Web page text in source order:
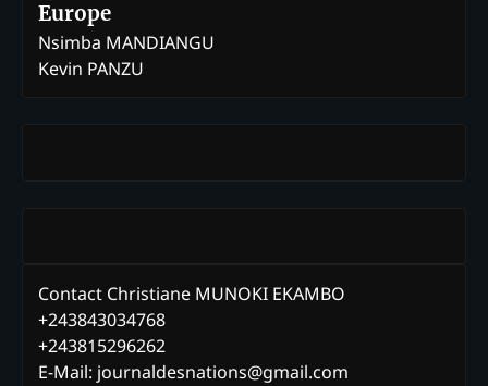
Europe
Nsimba MANDIANGU
Kevin PANZU
Contact Christiane MUNOKI EKAMBO
+243843034768
+243815296262
E-Mail: journaldesnations@gmail.com